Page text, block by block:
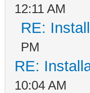
12:11 AM
RE:
PM
RE:
10:04 AM